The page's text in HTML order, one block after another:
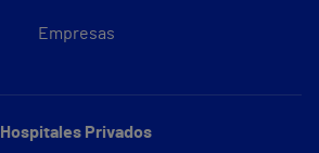
Empresas
Hospitales Privados